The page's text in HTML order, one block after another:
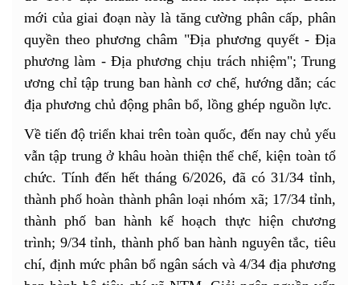
mới của giai đoạn này là tăng cường phân cấp, phân
quyền theo phương châm "Địa phương quyết - Địa
phương làm - Địa phương chịu trách nhiệm"; Trung
ương chỉ tập trung ban hành cơ chế, hướng dẫn; các
địa phương chủ động phân bổ, lồng ghép nguồn lực.
Về tiến độ triển khai trên toàn quốc, đến nay chủ yếu
vẫn tập trung ở khâu hoàn thiện thể chế, kiện toàn tổ
chức. Tính đến hết tháng 6/2026, đã có 31/34 tỉnh,
thành phố hoàn thành phân loại nhóm xã; 17/34 tỉnh,
thành phố ban hành kế hoạch thực hiện chương
trình; 9/34 tỉnh, thành phố ban hành nguyên tắc, tiêu
chí, định mức phân bổ ngân sách và 4/34 địa phương